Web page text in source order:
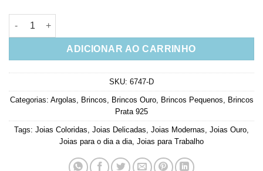
Argola Colorida Cristais Geometricos Em Prata 925 Banho
ADICIONAR AO CARRINHO
SKU: 6747-D
Categorias: Argolas Brincos Brincos Ouro, Brincos Pequenos
Brincos
Prata 925
Tags: Joias Coloridas Joias Delicadas Joias Modernas Joias Ouro
Joias para o dia a dia Joias para Trabalho